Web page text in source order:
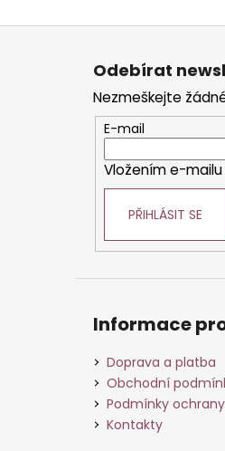
Z
Odebírat
Nezmeškejte
E-mail
Vložením e-
PŘIHLÁSIT SE
Informace
Doprava a platba
Obchodní
Podmínky
Kontakty